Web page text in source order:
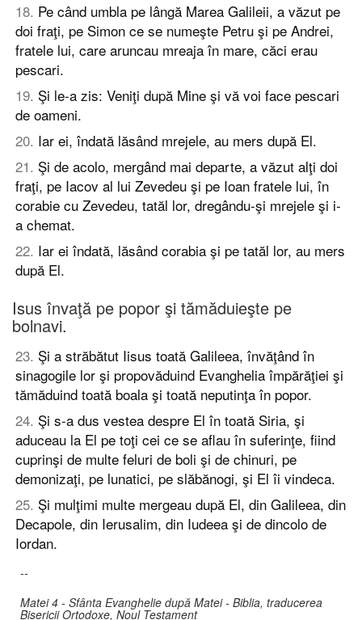
18. Pe când umbla pe lângă Marea Galileii, a văzut pe
doi fraţi, pe Simon ce se numeşte Petru şi pe Andrei,
fratele lui, care aruncau mreaja în mare, căci erau
pescari.
19. Şi le-a zis: Veniţi după Mine şi vă voi face pescari
de oameni.
20. Iar ei, îndată lăsând mrejele, au mers după El.
21. Şi de acolo, mergând mai departe, a văzut alţi doi
fraţi, pe Iacov al lui Zevedeu şi pe Ioan fratele lui, în
corabie cu Zevedeu, tatăl lor, dregându-şi mrejele şi i-
a chemat.
22. Iar ei îndată, lăsând corabia şi pe tatăl lor, au mers
după El.
Isus învaţă pe popor şi tămăduieşte pe
bolnavi.
23. Şi a străbătut Iisus toată Galileea, învăţând în
sinagogile lor şi propovăduind Evanghelia împărăţiei şi
tămăduind toată boala şi toată neputinţa în popor.
24. Şi s-a dus vestea despre El în toată Siria, şi
aduceau la El pe toţi cei ce se aflau în suferinţe, fiind
cuprinşi de multe feluri de boli şi de chinuri, pe
demonizaţi, pe lunatici, pe slăbănogi, şi El îi vindeca.
25. Şi mulţimi multe mergeau după El, din Galileea, din
Decapole, din Ierusalim, din Iudeea şi de dincolo de
Iordan.
--
Matei 4 - Sfânta Evanghelie după Matei - Biblia, traducerea
Bisericii Ortodoxe, Noul Testament